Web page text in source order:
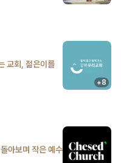
+8
아보며 작은 예수